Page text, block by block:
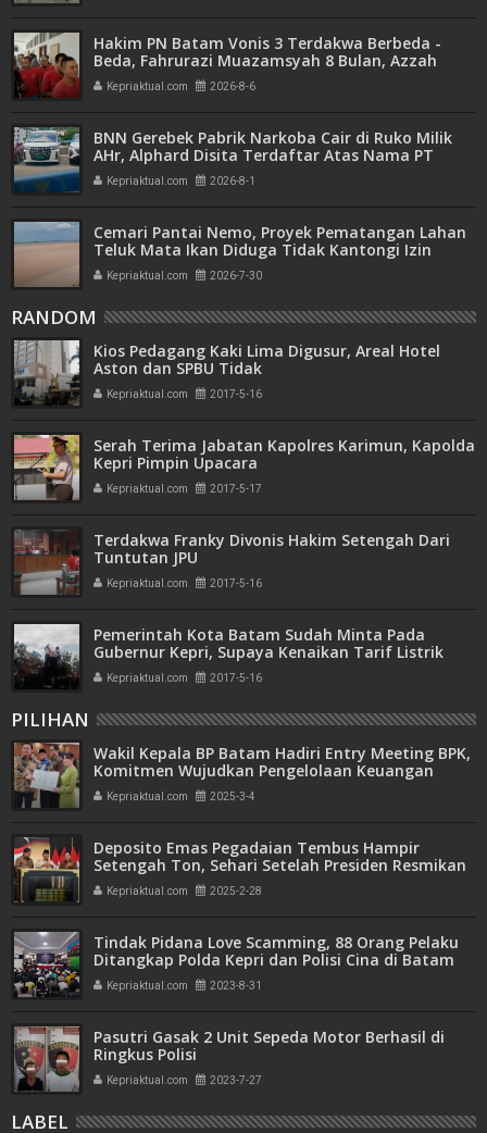
Hakim PN Batam Vonis 3 Terdakwa Berbeda -
Beda, Fahrurazi Muazamsyah 8 Bulan, Azzah
Azzurah dan Risma Divonis 2 Tahun 6 Bulan
Kepriaktual.com 2026-8-6
BNN Gerebek Pabrik Narkoba Cair di Ruko Milik
AHr, Alphard Disita Terdaftar Atas Nama PT
Mitra Usaha Properti
Kepriaktual.com 2026-8-1
Cemari Pantai Nemo, Proyek Pematangan Lahan
Teluk Mata Ikan Diduga Tidak Kantongi Izin
Amdal
Kepriaktual.com 2026-7-30
RANDOM
Kios Pedagang Kaki Lima Digusur, Areal Hotel
Aston dan SPBU Tidak
Kepriaktual.com 2017-5-16
Serah Terima Jabatan Kapolres Karimun, Kapolda
Kepri Pimpin Upacara
Kepriaktual.com 2017-5-17
Terdakwa Franky Divonis Hakim Setengah Dari
Tuntutan JPU
Kepriaktual.com 2017-5-16
Pemerintah Kota Batam Sudah Minta Pada
Gubernur Kepri, Supaya Kenaikan Tarif Listrik
Ditinjau Kembali
Kepriaktual.com 2017-5-16
PILIHAN
Wakil Kepala BP Batam Hadiri Entry Meeting BPK,
Komitmen Wujudkan Pengelolaan Keuangan
Transparan dan Akuntabel
Kepriaktual.com 2025-3-4
Deposito Emas Pegadaian Tembus Hampir
Setengah Ton, Sehari Setelah Presiden Resmikan
Bank Emas
Kepriaktual.com 2025-2-28
Tindak Pidana Love Scamming, 88 Orang Pelaku
Ditangkap Polda Kepri dan Polisi Cina di Batam
Kepriaktual.com 2023-8-31
Pasutri Gasak 2 Unit Sepeda Motor Berhasil di
Ringkus Polisi
Kepriaktual.com 2023-7-27
LABEL